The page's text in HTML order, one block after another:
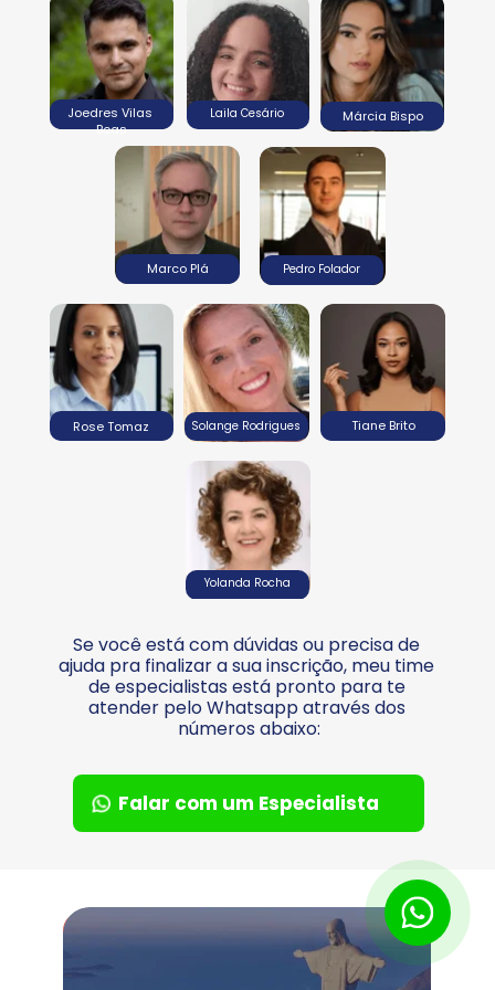
Joedres Vilas
Boas
Laila Cesário
Tiane Brito
Márcia Bispo
Solange Rodrigues
Pedro Folador
Yolanda Rocha
Marco Plá
Rose Tomaz
Se você está com dúvidas ou precisa de
ajuda pra finalizar a sua inscrição, meu time
de especialistas está pronto para te
atender pelo Whatsapp através dos
números abaixo:
Falar com um Especialista